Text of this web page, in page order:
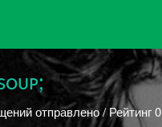
отправлено / Рейтинг 0